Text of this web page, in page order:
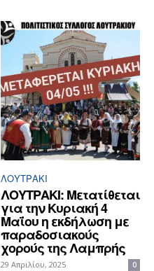
ΛΟΥΤΡΆΚΙ
ΛΟΥΤΡΑΚΙ: Μετατίθεται
για την Κυριακή 4
Μαΐου η εκδήλωση με
παραδοσιακούς
χορούς της Λαμπρής
29 Απριλίου, 2025 0